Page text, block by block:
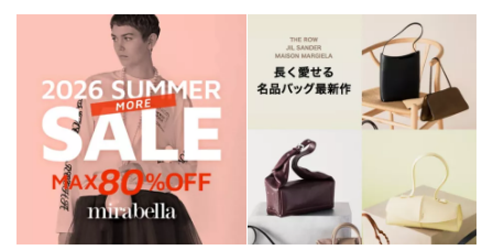
再入荷 新着
ラスト1 受注生産
在庫あり
カラー